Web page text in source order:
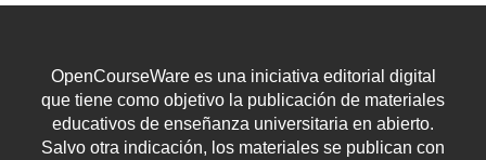
OpenCourseWare es una iniciativa editorial digital
que tiene como objetivo la publicación de materiales
educativos de enseñanza universitaria en abierto.
Salvo otra indicación, los materiales se publican con